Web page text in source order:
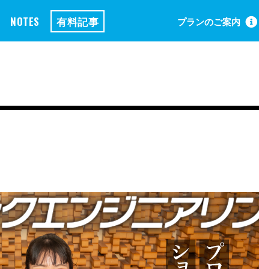
NOTES 有料記事 プランのご案内